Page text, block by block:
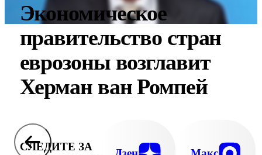
Экономическое
правительство стран
еврозоны возглавит
Херман ван Ромпей
СЛЕДИТЕ ЗА